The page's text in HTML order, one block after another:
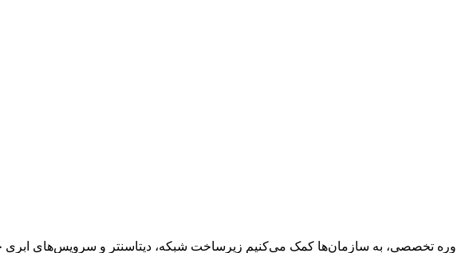
تخصصی، به سازمان‌ها کمک می‌کنیم زیرساخت شبکه، دیتاسنتر و سرویس‌های ابری